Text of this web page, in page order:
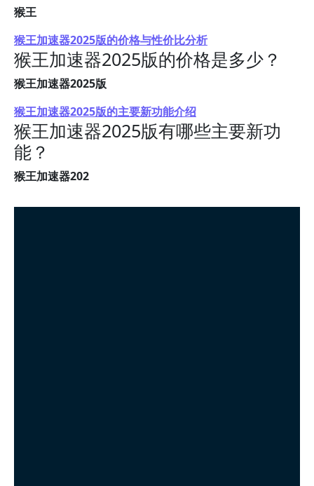
猴王
猴王加速器2025版的价格与性价比分析
猴王加速器2025版的价格是多少？
猴王加速器2025版
猴王加速器2025版的主要新功能介绍
猴王加速器2025版有哪些主要新功
能？
猴王加速器202